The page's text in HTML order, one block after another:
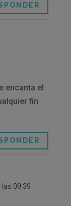
encanta el
fin
09:39